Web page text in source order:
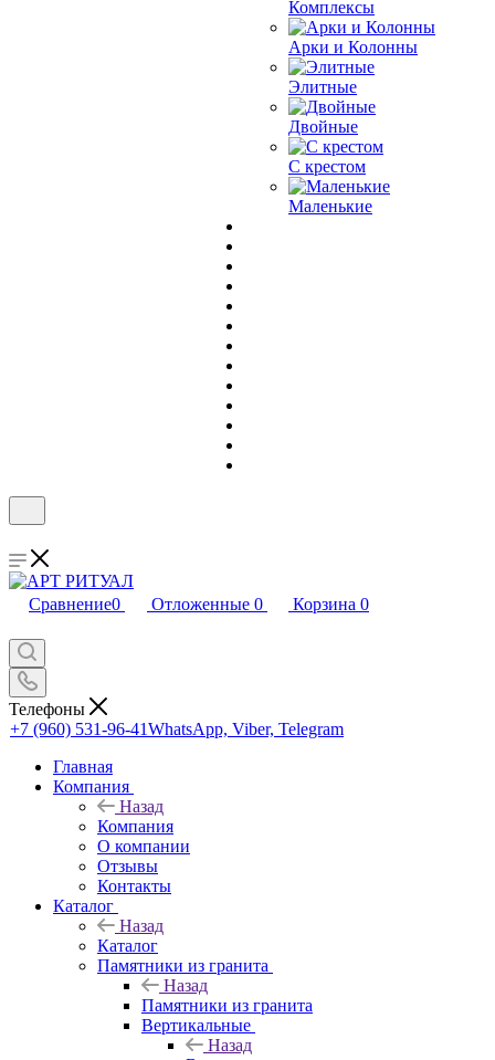
Комплексы
Арки и Колонны
Элитные
Двойные
С крестом
Маленькие
Сравнение0 Отложенные 0 Корзина 0
Телефоны
+7 (960) 531-96-41WhatsApp, Viber, Telegram
Главная
Компания
Назад
Компания
О компании
Отзывы
Контакты
Каталог
Назад
Каталог
Памятники из гранита
Назад
Памятники из гранита
Вертикальные
Назад